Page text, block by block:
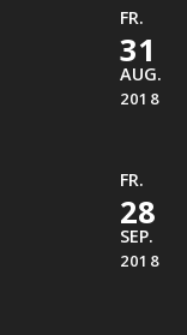
FR.
31
AUG.
2018
FR.
28
SEP.
2018